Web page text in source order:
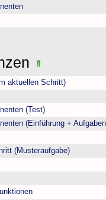
aktuellen Schritt)
(Test)
(Einführung +
(Musteraufgabe)